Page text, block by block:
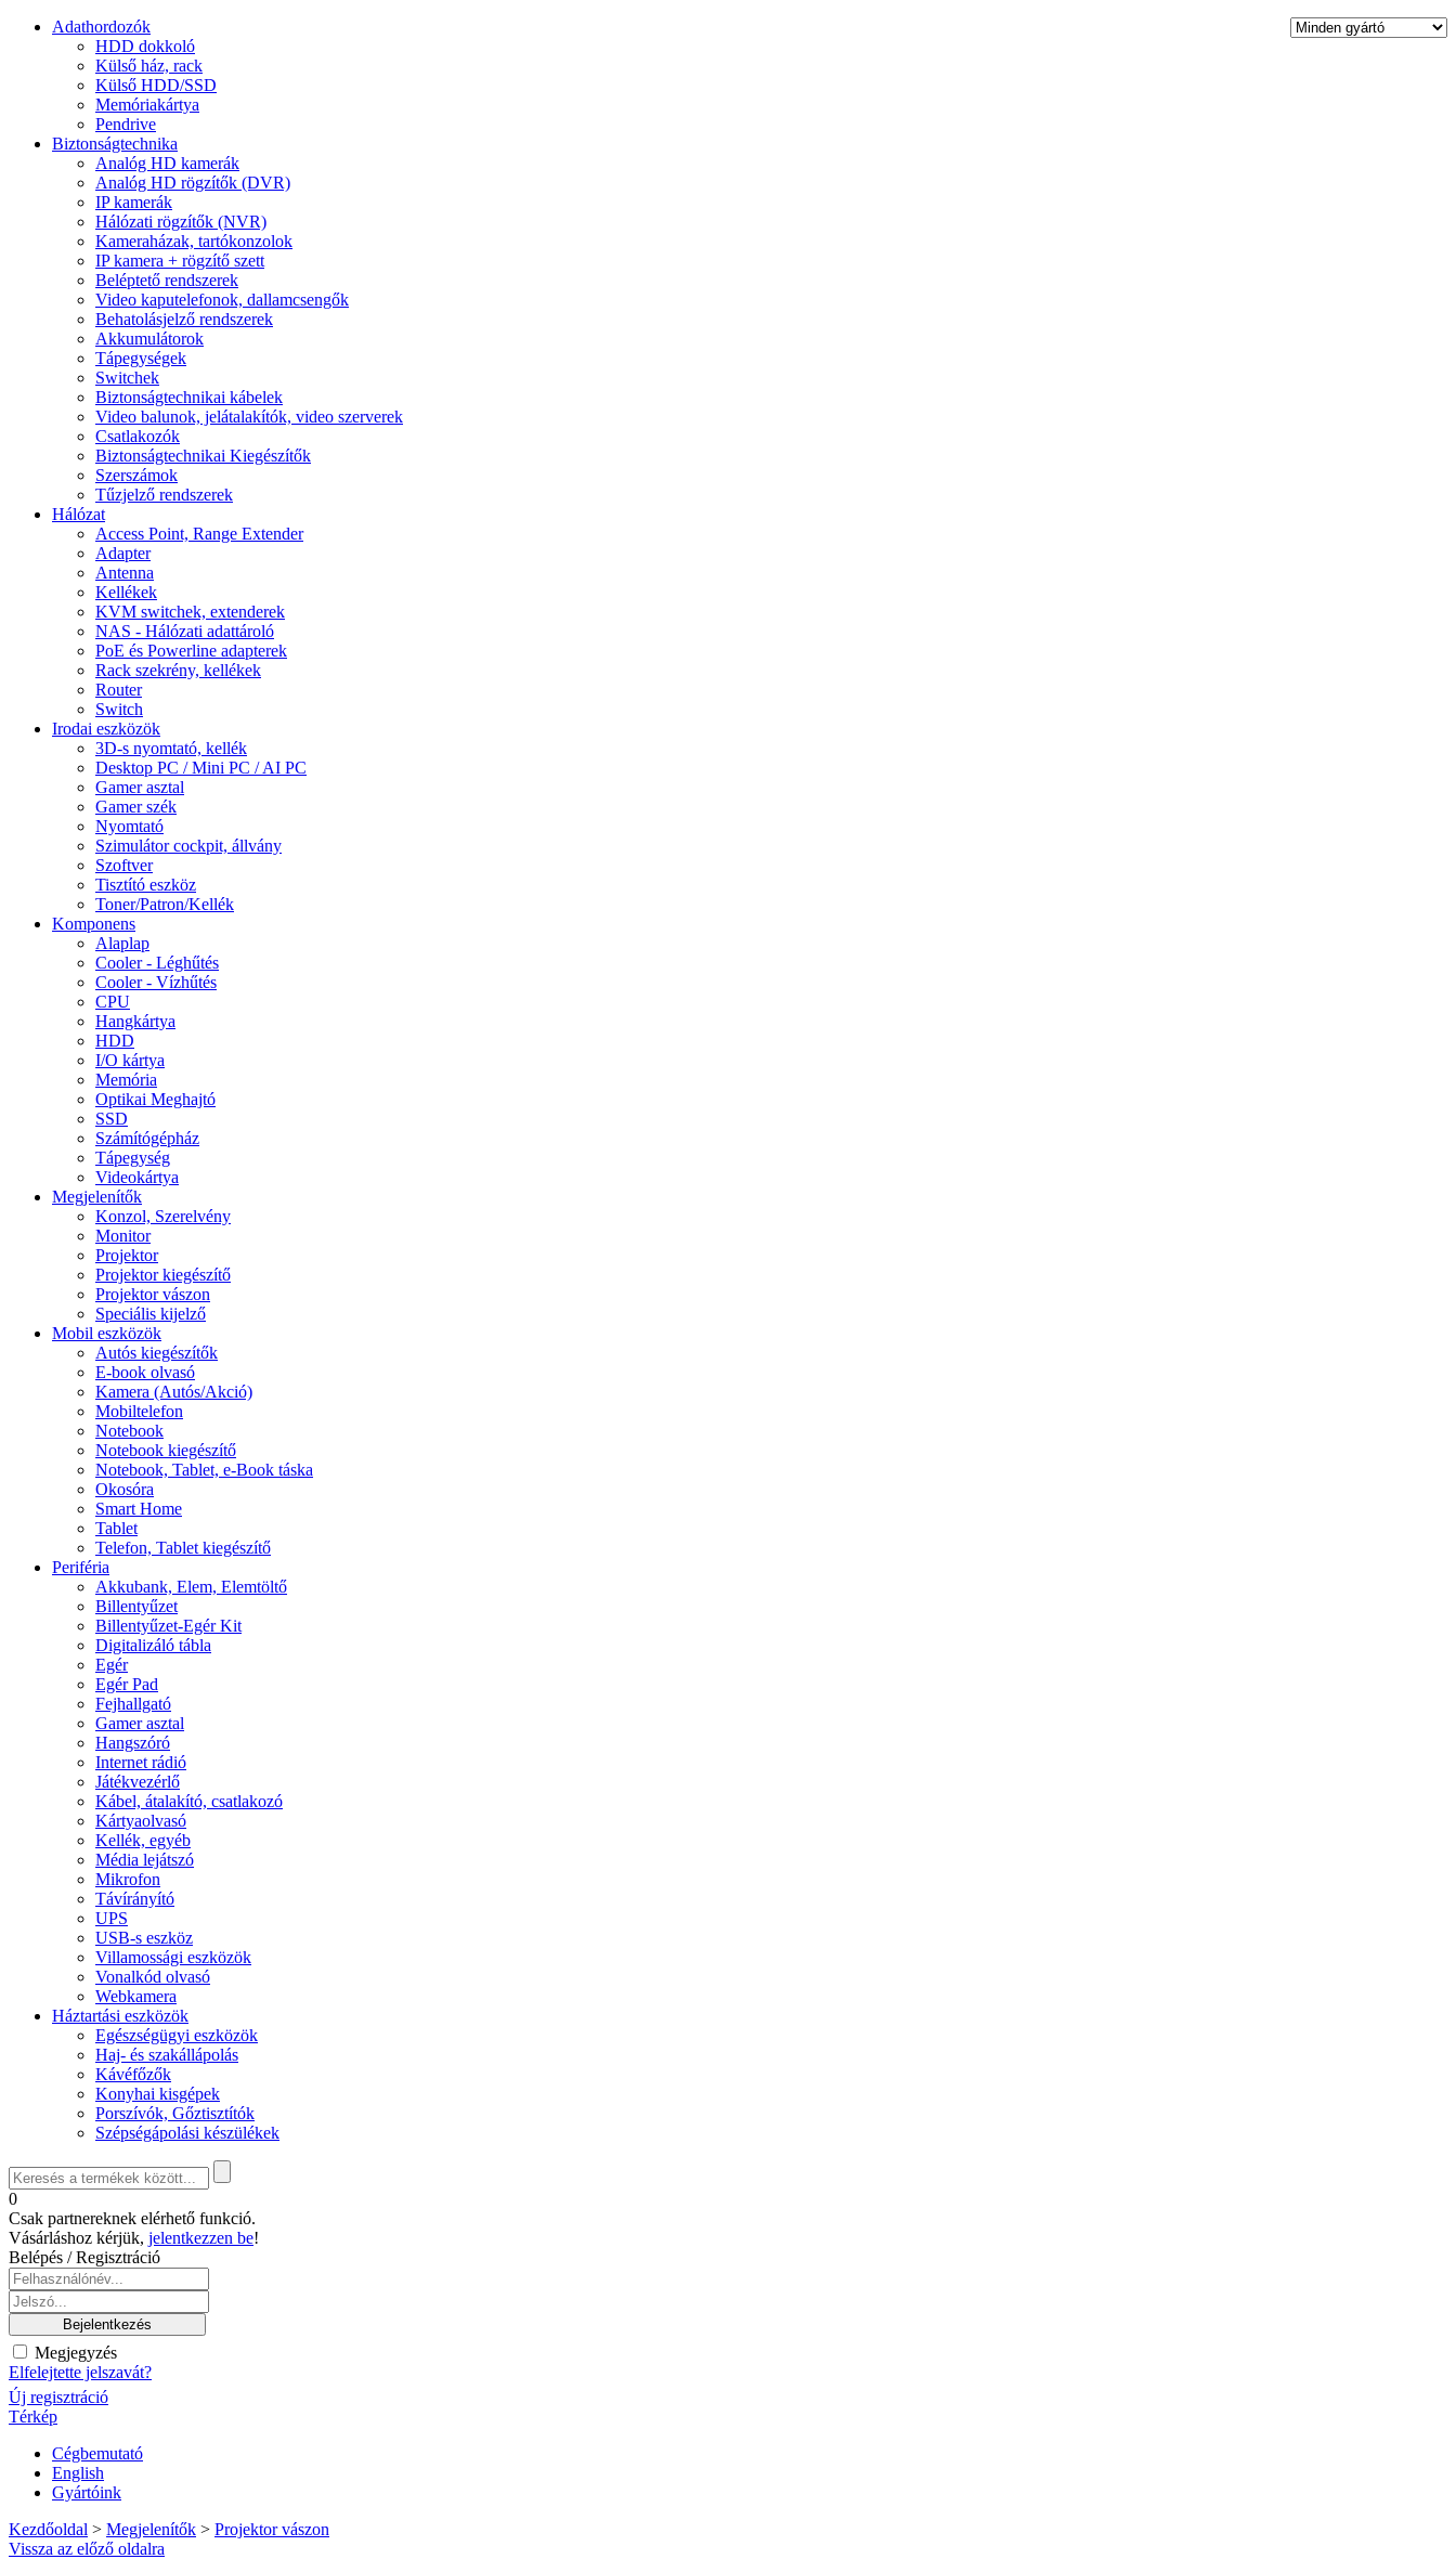
Adathordozók
HDD dokkoló
Külső ház, rack
Külső HDD/SSD
Memóriakártya
Pendrive
Biztonságtechnika
Analóg HD kamerák
Analóg HD rögzítők (DVR)
IP kamerák
Hálózati rögzítők (NVR)
Kameraházak, tartókonzolok
IP kamera + rögzítő szett
Beléptető rendszerek
Video kaputelefonok, dallamcsengők
Behatolásjelző rendszerek
Akkumulátorok
Tápegységek
Switchek
Biztonságtechnikai kábelek
Video balunok, jelátalakítók, video szerverek
Csatlakozók
Biztonságtechnikai Kiegészítők
Szerszámok
Tűzjelző rendszerek
Hálózat
Access Point, Range Extender
Adapter
Antenna
Kellékek
KVM switchek, extenderek
NAS - Hálózati adattároló
PoE és Powerline adapterek
Rack szekrény, kellékek
Router
Switch
Irodai eszközök
3D-s nyomtató, kellék
Desktop PC / Mini PC / AI PC
Gamer asztal
Gamer szék
Nyomtató
Szimulátor cockpit, állvány
Szoftver
Tisztító eszköz
Toner/Patron/Kellék
Komponens
Alaplap
Cooler - Léghűtés
Cooler - Vízhűtés
CPU
Hangkártya
HDD
I/O kártya
Memória
Optikai Meghajtó
SSD
Számítógépház
Tápegység
Videokártya
Megjelenítők
Konzol, Szerelvény
Monitor
Projektor
Projektor kiegészítő
Projektor vászon
Speciális kijelző
Mobil eszközök
Autós kiegészítők
E-book olvasó
Kamera (Autós/Akció)
Mobiltelefon
Notebook
Notebook kiegészítő
Notebook, Tablet, e-Book táska
Okosóra
Smart Home
Tablet
Telefon, Tablet kiegészítő
Periféria
Akkubank, Elem, Elemtöltő
Billentyűzet
Billentyűzet-Egér Kit
Digitalizáló tábla
Egér
Egér Pad
Fejhallgató
Gamer asztal
Hangszóró
Internet rádió
Játékvezérlő
Kábel, átalakító, csatlakozó
Kártyaolvasó
Kellék, egyéb
Média lejátszó
Mikrofon
Távírányító
UPS
USB-s eszköz
Villamossági eszközök
Vonalkód olvasó
Webkamera
Háztartási eszközök
Egészségügyi eszközök
Haj- és szakállápolás
Kávéfőzők
Konyhai kisgépek
Porszívók, Gőztisztítók
Szépségápolási készülékek
0
Csak partnereknek elérhető funkció.
Vásárláshoz kérjük, jelentkezzen be!
Belépés / Regisztráció
Megjegyzés
Elfelejtette jelszavát?
Új regisztráció
Térkép
Cégbemutató
English
Gyártóink
Kezdőoldal > Megjelenítők > Projektor vászon
Vissza az előző oldalra